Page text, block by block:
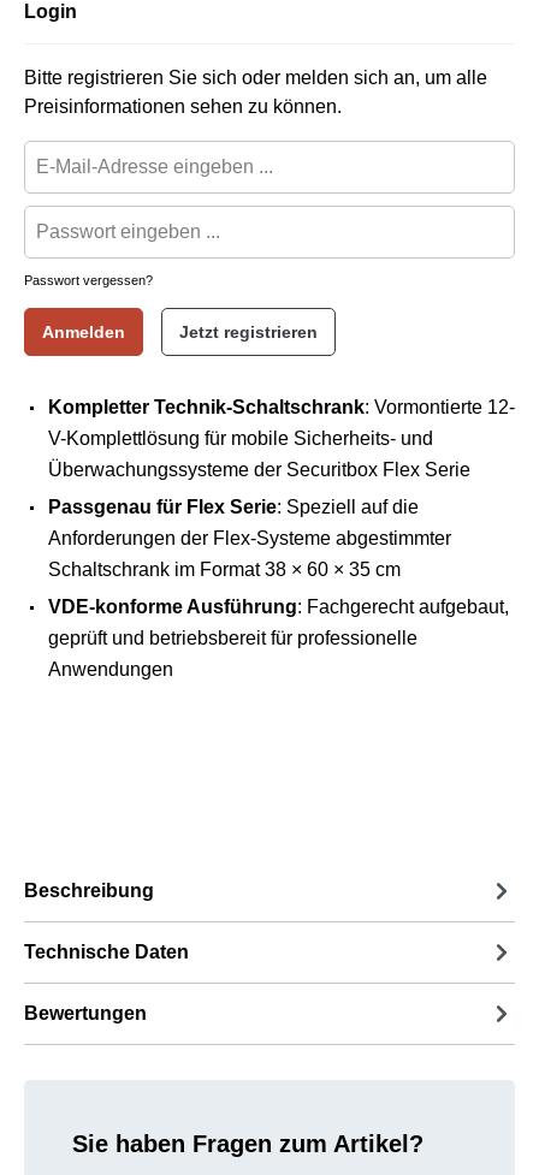
Login
Bitte registrieren Sie sich oder melden sich an, um alle
Preisinformationen sehen zu können.
Passwort vergessen?
Anmelden Jetzt registrieren
Kompletter Technik-Schaltschrank: Vormontierte 12-
V-Komplettlösung für mobile Sicherheits- und
Überwachungssysteme der Securitbox Flex Serie
Passgenau für Flex Serie: Speziell auf die
Anforderungen der Flex-Systeme abgestimmter
Schaltschrank im Format 38 × 60 × 35 cm
VDE-konforme Ausführung: Fachgerecht aufgebaut,
geprüft und betriebsbereit für professionelle
Anwendungen
Beschreibung
Technische Daten
Bewertungen
Sie haben Fragen zum Artikel?